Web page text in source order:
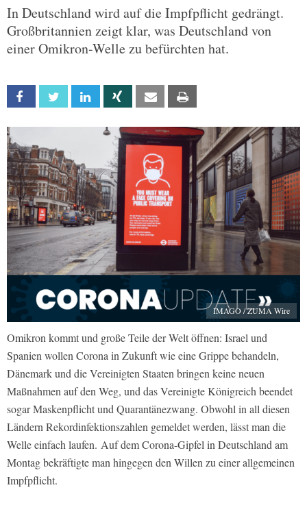
In Deutschland wird auf die Impfpflicht gedrängt.
Großbritannien zeigt klar, was Deutschland von
einer Omikron-Welle zu befürchten hat.
Facebook Twitter Linkedin Xing Email
IMAGO / ZUMA Wire
Omikron kommt und große Teile der Welt öffnen: Israel und
Spanien wollen Corona in Zukunft wie eine Grippe behandeln,
Dänemark und die Vereinigten Staaten bringen keine neuen
Maßnahmen auf den Weg, und das Vereinigte Königreich beendet
sogar Maskenpflicht und Quarantänezwang. Obwohl in all diesen
Ländern Rekordinfektionszahlen gemeldet werden, lässt man die
Welle einfach laufen. Auf dem Corona-Gipfel in Deutschland am
Montag bekräftigte man hingegen den Willen zu einer allgemeinen
Impfpflicht.